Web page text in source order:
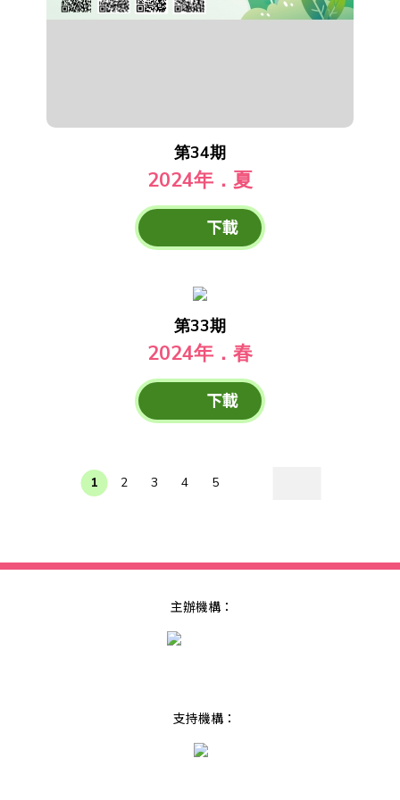
第34期
2024年．夏
下載
第33期
2024年．春
下載
1 2 3 4 5
主辦機構：
支持機構：